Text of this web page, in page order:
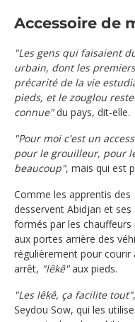
Accessoire de
"Les gens qui faisaient
urbain, dont les
précarité de la vie
pieds, et le zouglou
connue"du pays, dit-elle.
"Pour moi c'est un
pour le grouilleur, pour
beaucoup", mais qui est
Comme les apprentis des
desservent Abidjan et
formés par les
aux portes arrière des
régulièrement pour courir
arrêt, "lêkê"aux pieds.
"Les lêkê, ça facilite tout"
Seydou Sow, qui les